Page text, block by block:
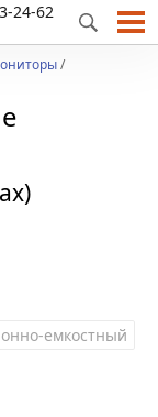
24-62
/
емкостный